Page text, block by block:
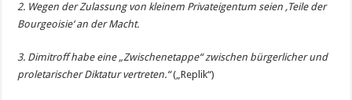
2. Wegen der Zulassung von kleinem Privateigentum seien ‚Teile der
Bourgeoisie‘ an der Macht.
3. Dimitroff habe eine „Zwischenetappe“ zwischen bürgerlicher und
proletarischer Diktatur vertreten.“(„Replik“)